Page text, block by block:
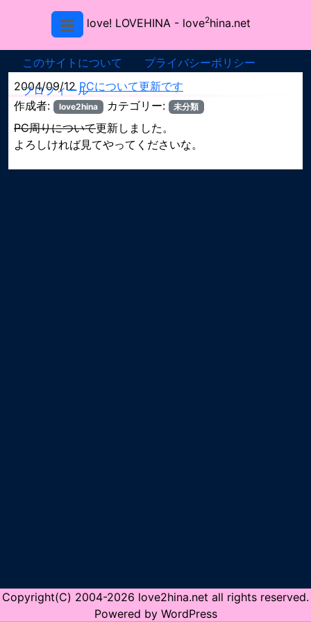
love! LOVEHINA - love2hina.net
このサイトについて
プライバシーポリシー
プロフィール
2004/09/12 PCについて更新です
作成者:
love2hina カテゴリー: 未分類
PC周りについて更新しました。
よろしければ見てやってくださいな。
Copyright(C) 2004-2026 love2hina.net all rights reserved.
Powered by WordPress